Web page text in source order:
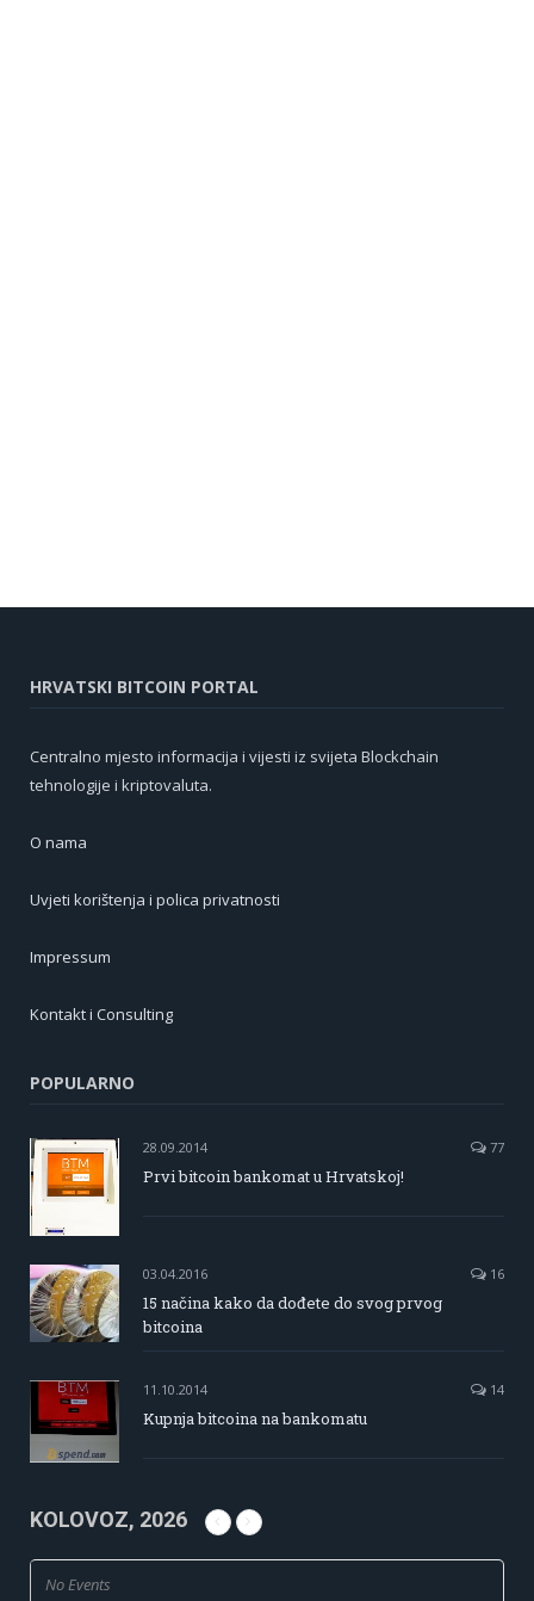
HRVATSKI BITCOIN PORTAL
Centralno mjesto informacija i vijesti iz svijeta Blockchain
tehnologije i kriptovaluta.
O nama
Uvjeti korištenja i polica privatnosti
Impressum
Kontakt i Consulting
POPULARNO
28.09.2014 77
Prvi bitcoin bankomat u Hrvatskoj!
03.04.2016 16
15 načina kako da dođete do svog prvog
bitcoina
11.10.2014 14
Kupnja bitcoina na bankomatu
KOLOVOZ, 2026
No Events